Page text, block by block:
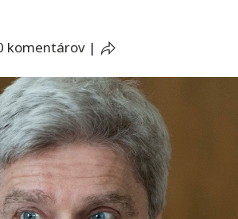
komentárov |